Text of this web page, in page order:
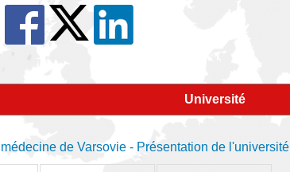
Université
de Varsovie - Présentation de l'université